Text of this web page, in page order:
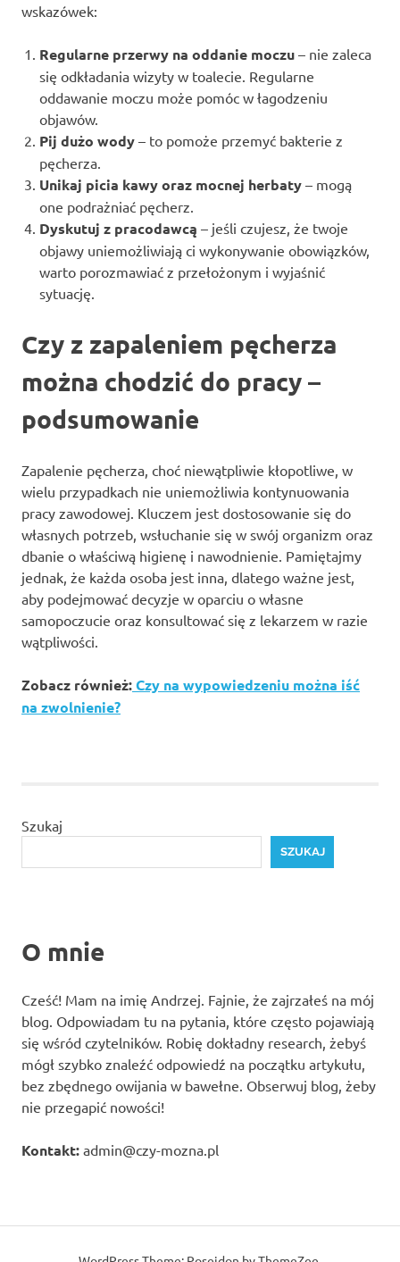
wskazówek:
Regularne przerwy na oddanie moczu – nie zaleca
się odkładania wizyty w toalecie. Regularne
oddawanie moczu może pomóc w łagodzeniu
objawów.
Pij dużo wody – to pomoże przemyć bakterie z
pęcherza.
Unikaj picia kawy oraz mocnej herbaty – mogą
one podrażniać pęcherz.
Dyskutuj z pracodawcą – jeśli czujesz, że twoje
objawy uniemożliwiają ci wykonywanie obowiązków,
warto porozmawiać z przełożonym i wyjaśnić
sytuację.
Czy z zapaleniem pęcherza
można chodzić do pracy –
podsumowanie
Zapalenie pęcherza, choć niewątpliwie kłopotliwe, w
wielu przypadkach nie uniemożliwia kontynuowania
pracy zawodowej. Kluczem jest dostosowanie się do
własnych potrzeb, wsłuchanie się w swój organizm oraz
dbanie o właściwą higienę i nawodnienie. Pamiętajmy
jednak, że każda osoba jest inna, dlatego ważne jest,
aby podejmować decyzje w oparciu o własne
samopoczucie oraz konsultować się z lekarzem w razie
wątpliwości.
Zobacz również:Czy na wypowiedzeniu można iść
na zwolnienie?
Szukaj
SZUKAJ
O mnie
Cześć! Mam na imię Andrzej. Fajnie, że zajrzałeś na mój
blog. Odpowiadam tu na pytania, które często pojawiają
się wśród czytelników. Robię dokładny research, żebyś
mógł szybko znaleźć odpowiedź na początku artykułu,
bez zbędnego owijania w bawełne. Obserwuj blog, żeby
nie przegapić nowości!
Kontakt: admin@czy-mozna.pl